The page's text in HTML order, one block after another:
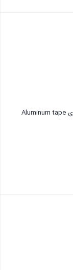
چسب نواری آلومینیوم الیاف دار عرض ۵ سانت ۵۰ متری Aluminum tape